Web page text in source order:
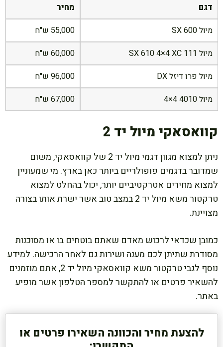
דגם
מחיר
מיול 600 SX
55,000 ש"ח
מיול SX 610 4×4 XC 111
60,000 ש"ח
מיול פרו דיזל DX
96,000 ש"ח
מיול 4010 4×4
67,000 ש"ח
קוואסאקי מיול יד 2
ניתן למצוא מגוון דגמי מיול יד 2 של קוואסאקי, משום
שמדובר בדגמים פופולריים ביותר כאן בארץ. מי שמעוניין
למצוא מחירים אטרקטיביים יותר, יכול בהחלט למצוא
טרקטור משא מיול יד 2 במצב טוב אשר ישרת אותו בצורה
מצויינת.
כמובן שכדאי לרכוש מאדם שאתם בוטחים בו או מסוכנות
מסודרת שתיתן לכם מענה ושירות גם לאחר הרכישה. למידע
נוסף לגבי טרקטור משא קוואסאקי מיול יד 2, אתם מוזמנים
להשאיר פרטים או להתקשר למספר הטלפון אשר מופיע
באתר.
להצעת מחיר והכוונה השאירו פרטים או